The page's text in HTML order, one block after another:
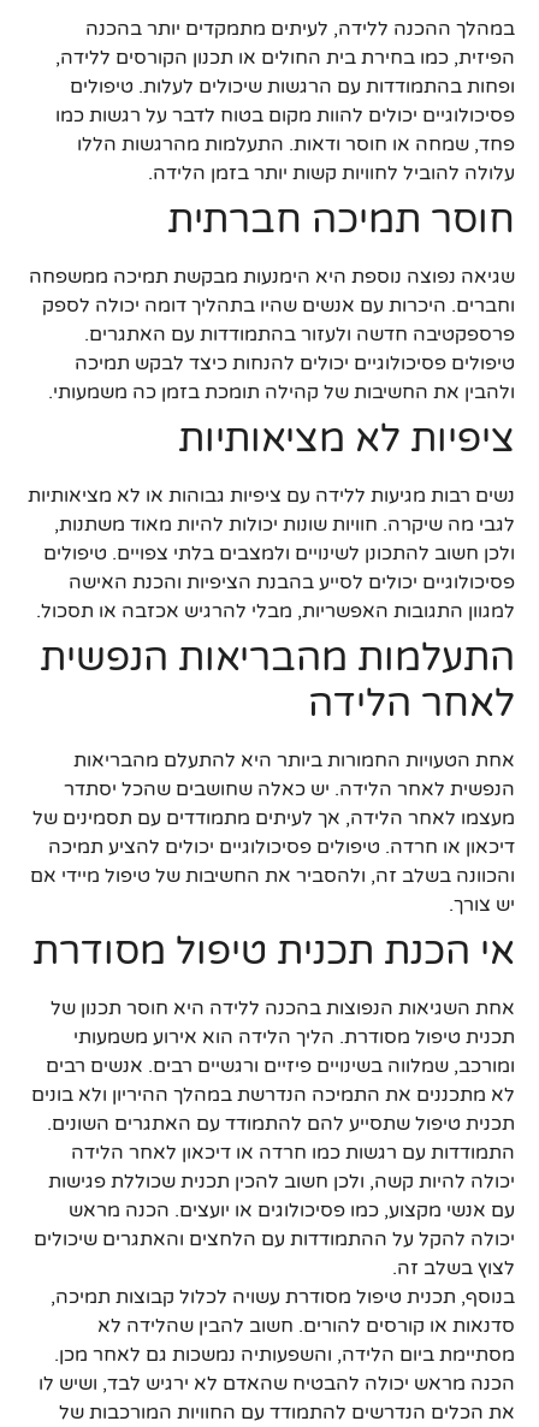
במהלך ההכנה ללידה, לעיתים מתמקדים יותר בהכנה
הפיזית, כמו בחירת בית החולים או תכנון הקורסים ללידה,
ופחות בהתמודדות עם הרגשות שיכולים לעלות. טיפולים
פסיכולוגיים יכולים להוות מקום בטוח לדבר על רגשות כמו
פחד, שמחה או חוסר ודאות. התעלמות מהרגשות הללו
עלולה להוביל לחוויות קשות יותר בזמן הלידה.
חוסר תמיכה חברתית
שגיאה נפוצה נוספת היא הימנעות מבקשת תמיכה ממשפחה
וחברים. היכרות עם אנשים שהיו בתהליך דומה יכולה לספק
פרספקטיבה חדשה ולעזור בהתמודדות עם האתגרים.
טיפולים פסיכולוגיים יכולים להנחות כיצד לבקש תמיכה
ולהבין את החשיבות של קהילה תומכת בזמן כה משמעותי.
ציפיות לא מציאותיות
נשים רבות מגיעות ללידה עם ציפיות גבוהות או לא מציאותיות
לגבי מה שיקרה. חוויות שונות יכולות להיות מאוד משתנות,
ולכן חשוב להתכונן לשינויים ולמצבים בלתי צפויים. טיפולים
פסיכולוגיים יכולים לסייע בהבנת הציפיות והכנת האישה
למגוון התגובות האפשריות, מבלי להרגיש אכזבה או תסכול.
התעלמות מהבריאות הנפשית
לאחר הלידה
אחת הטעויות החמורות ביותר היא להתעלם מהבריאות
הנפשית לאחר הלידה. יש כאלה שחושבים שהכל יסתדר
מעצמו לאחר הלידה, אך לעיתים מתמודדים עם תסמינים של
דיכאון או חרדה. טיפולים פסיכולוגיים יכולים להציע תמיכה
והכוונה בשלב זה, ולהסביר את החשיבות של טיפול מיידי אם
יש צורך.
אי הכנת תכנית טיפול מסודרת
אחת השגיאות הנפוצות בהכנה ללידה היא חוסר תכנון של
תכנית טיפול מסודרת. הליך הלידה הוא אירוע משמעותי
ומורכב, שמלווה בשינויים פיזיים ורגשיים רבים. אנשים רבים
לא מתכננים את התמיכה הנדרשת במהלך ההיריון ולא בונים
תכנית טיפול שתסייע להם להתמודד עם האתגרים השונים.
התמודדות עם רגשות כמו חרדה או דיכאון לאחר הלידה
יכולה להיות קשה, ולכן חשוב להכין תכנית שכוללת פגישות
עם אנשי מקצוע, כמו פסיכולוגים או יועצים. הכנה מראש
יכולה להקל על ההתמודדות עם הלחצים והאתגרים שיכולים
לצוץ בשלב זה.
בנוסף, תכנית טיפול מסודרת עשויה לכלול קבוצות תמיכה,
סדנאות או קורסים להורים. חשוב להבין שהלידה לא
מסתיימת ביום הלידה, והשפעותיה נמשכות גם לאחר מכן.
הכנה מראש יכולה להבטיח שהאדם לא ירגיש לבד, ושיש לו
את הכלים הנדרשים להתמודד עם החוויות המורכבות של